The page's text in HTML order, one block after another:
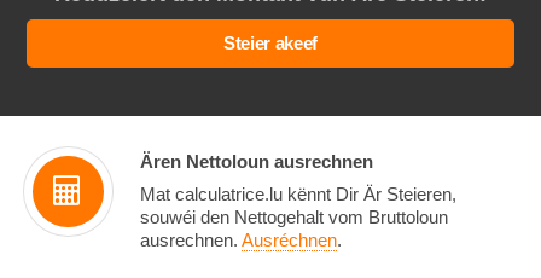
Steier akeef
Ären Nettoloun ausrechnen
Mat calculatrice.lu kënnt Dir Är Steieren,
souwéi den Nettogehalt vom Bruttoloun
ausrechnen. Ausréchnen.